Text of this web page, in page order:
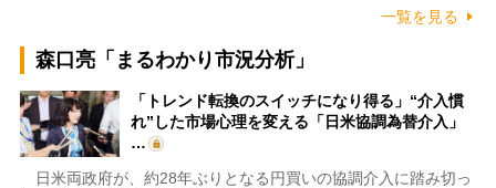
一覧を見る
森口亮「まるわかり市況分析」
「トレンド転換のスイッチになり得る」“介入慣
れ”した市場心理を変える「日米協調為替介入」
…
日米両政府が、約28年ぶりとなる円買いの協調介入に踏み切っ